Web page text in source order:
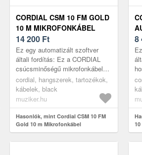
CORDIAL CSM 10 FM GOLD
10 M MIKROFONKÁBEL
14 200 Ft
Ez egy automatizált szoftver
általi fordítás: Ez a CORDIAL
csúcsminőségű mikrofonkábele.
A NEUTRIK XLR apa- és
anyacsatlakozókat aranyozott
érintke...
cordial, hangszerek, tartozékok,
kábelek, black
muziker.hu
Hasonlók, mint Cordial CSM 10 FM
Gold 10 m Mikrofonkábel
8